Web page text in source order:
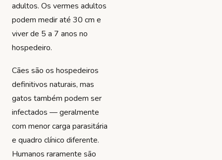
adultos. Os vermes adultos
podem medir até 30 cm e
viver de 5 a 7 anos no
hospedeiro.
Cães são os hospedeiros
definitivos naturais, mas
gatos também podem ser
infectados — geralmente
com menor carga parasitária
e quadro clínico diferente.
Humanos raramente são